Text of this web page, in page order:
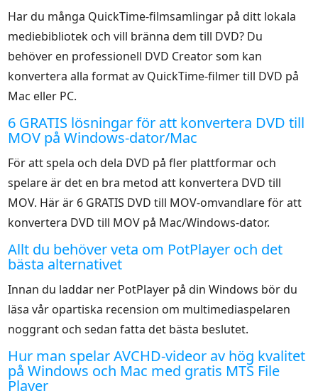
Har du många QuickTime-filmsamlingar på ditt lokala
mediebibliotek och vill bränna dem till DVD? Du
behöver en professionell DVD Creator som kan
konvertera alla format av QuickTime-filmer till DVD på
Mac eller PC.
6 GRATIS lösningar för att konvertera DVD till
MOV på Windows-dator/Mac
För att spela och dela DVD på fler plattformar och
spelare är det en bra metod att konvertera DVD till
MOV. Här är 6 GRATIS DVD till MOV-omvandlare för att
konvertera DVD till MOV på Mac/Windows-dator.
Allt du behöver veta om PotPlayer och det
bästa alternativet
Innan du laddar ner PotPlayer på din Windows bör du
läsa vår opartiska recension om multimediaspelaren
noggrant och sedan fatta det bästa beslutet.
Hur man spelar AVCHD-videor av hög kvalitet
på Windows och Mac med gratis MTS File
Player